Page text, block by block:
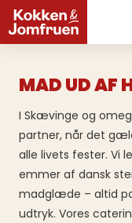
MAD UD AF
I Skævinge og
partner, når det
alle livets fester. Vi
emmer af dansk
madglæde – altid
udtryk. Vores